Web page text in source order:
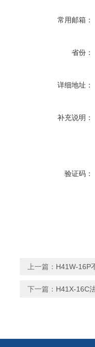
常用邮箱：
省份：
详细地址：
补充说明：
验证码：
上一篇： H41W-16P
下一篇： H41X-16C